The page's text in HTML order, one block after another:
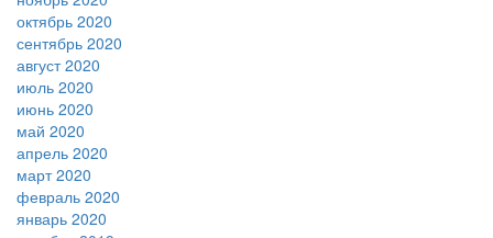
октябрь 2020
сентябрь 2020
август 2020
июль 2020
июнь 2020
май 2020
апрель 2020
март 2020
февраль 2020
январь 2020